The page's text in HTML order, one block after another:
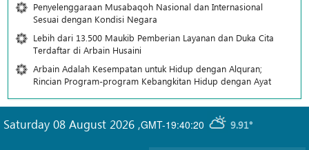
Penyelenggaraan Musabaqoh Nasional dan Internasional
Sesuai dengan Kondisi Negara
Lebih dari 13.500 Maukib Pemberian Layanan dan Duka Cita
Terdaftar di Arbain Husaini
Arbain Adalah Kesempatan untuk Hidup dengan Alquran;
Rincian Program-program Kebangkitan Hidup dengan Ayat
GMT-19:40:20 9.91°
Saturday 08 August 2026 ,